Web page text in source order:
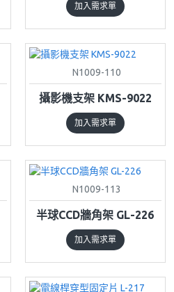
加入需求單
N1009-110
攝影機支架 KMS-9022
加入需求單
N1009-113
半球CCD牆角架 GL-226
加入需求單